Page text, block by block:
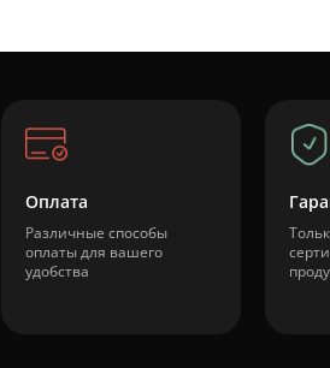
Оплата
Различные способы
оплаты для вашего
удобства